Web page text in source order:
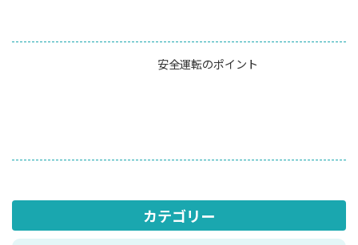
安全運転のポイント
カテゴリー